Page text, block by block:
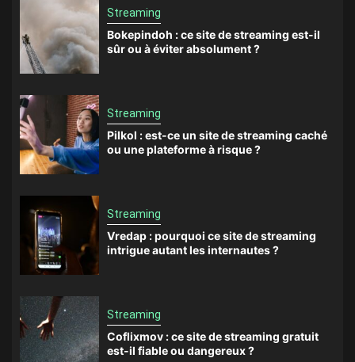
Streaming
Bokepindoh : ce site de streaming est-il
sûr ou à éviter absolument ?
Streaming
Pilkol : est-ce un site de streaming caché
ou une plateforme à risque ?
Streaming
Vredap : pourquoi ce site de streaming
intrigue autant les internautes ?
Streaming
Coflixmov : ce site de streaming gratuit
est-il fiable ou dangereux ?